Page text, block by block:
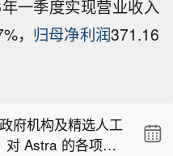
一季度实现营业收入
， 归母净利润371.16
府目标是五年内将
府机构及精选人工
对 Astra 的各项能